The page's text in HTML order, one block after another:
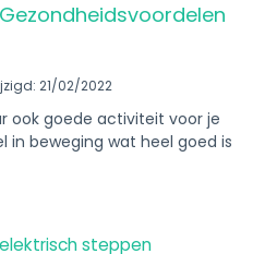
21/02/2022
ook goede activiteit voor je
in beweging wat heel goed is